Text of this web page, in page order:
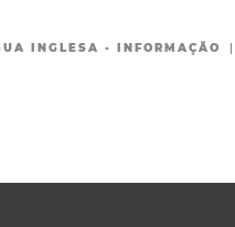
INGLESA - INFORMAÇÃO |